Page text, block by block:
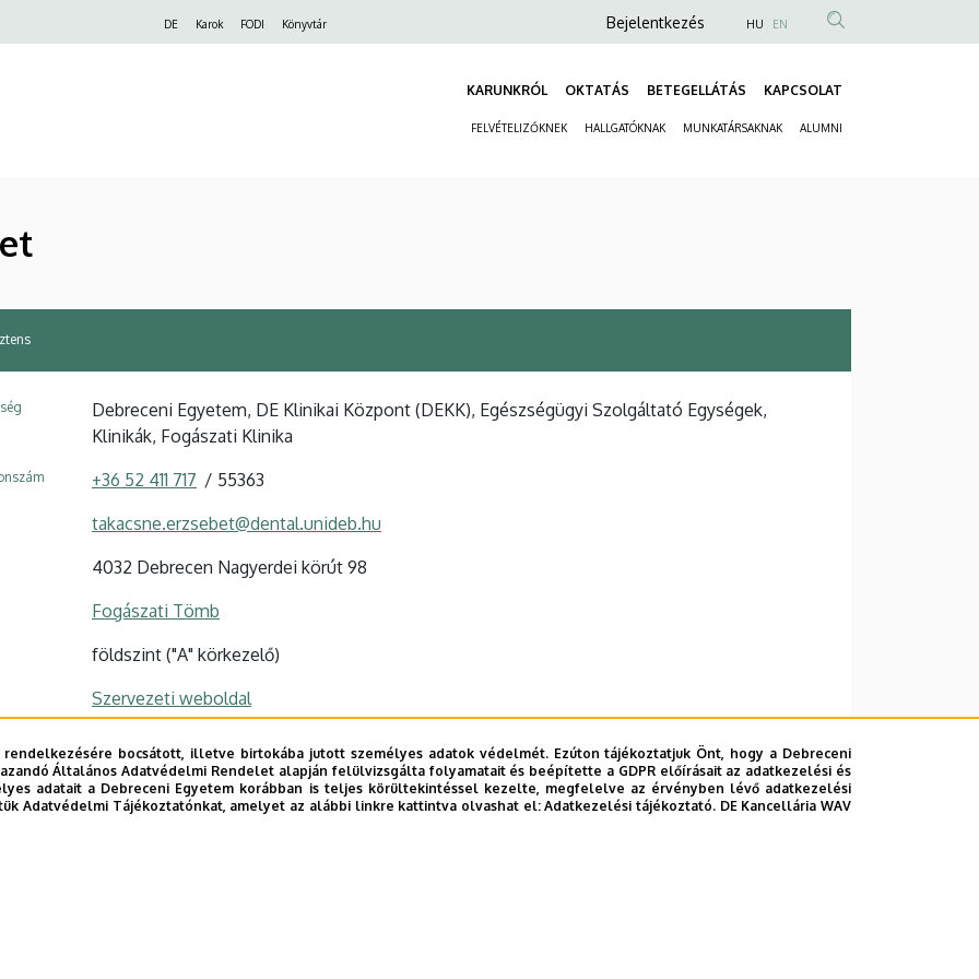
DE Karok FODI Könyvtár
Anonim
fiók
menüje
Bejelentkezés HU EN
KARUNKRÓL OKTATÁS BETEGELLÁTÁS KAPCSOLAT
FELVÉTELIZŐKNEK HALLGATÓKNAK MUNKATÁRSAKNAK ALUMNI
Debreceni Egyetem, DE Klinikai Központ (DEKK), Egészségügyi Szolgáltató Egységek,
Klinikák, Fogászati Klinika
+36 52 411 717 55363
takacsne.erzsebet@dental.unideb.hu
4032 Debrecen Nagyerdei körút 98
Fogászati Tömb
földszint ("A" körkezelő)
Szervezeti weboldal
bocsátott, illetve birtokába jutott személyes adatok védelmét. Ezúton tájékoztatjuk Önt, hogy a Debreceni
Általános Adatvédelmi Rendelet alapján felülvizsgálta folyamatait és beépítette a GDPR előírásait az adatkezelési és
adatait a Debreceni Egyetem korábban is teljes körültekintéssel kezelte, megfelelve az érvényben lévő adatkezelési
Adatvédelmi Tájékoztatónkat, amelyet az alábbi linkre kattintva olvashat el:Adatkezelési tájékoztató. DE Kancellária WAV